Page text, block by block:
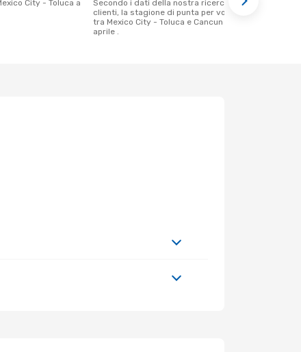
Secondo i dati della nostra ricerca
clienti, la stagione di punta per volare
tra Mexico City - Toluca e Cancun è
aprile .